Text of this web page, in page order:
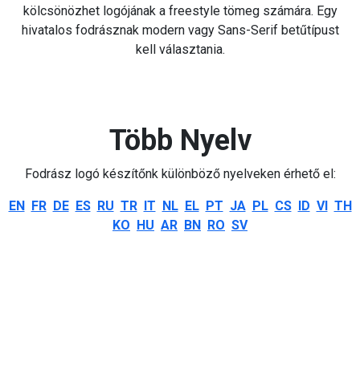
kölcsönözhet logójának a freestyle tömeg számára. Egy
hivatalos fodrásznak modern vagy Sans-Serif betűtípust
kell választania.
Több Nyelv
Fodrász logó készítőnk különböző nyelveken érhető el:
EN FR DE ES RU TR IT NL EL PT JA PL CS ID VI TH
KO HU AR BN RO SV